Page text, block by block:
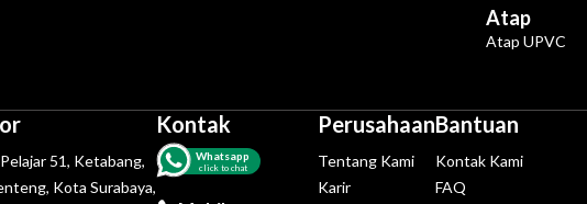
Atap
Atap UPVC
Pelajar 51, Ketabang,
Kota Surabaya,
Kontak
Whatsapp
click to chat
Perusahaan
Tentang Kami
Karir
Bantuan
Kontak Kami
FAQ